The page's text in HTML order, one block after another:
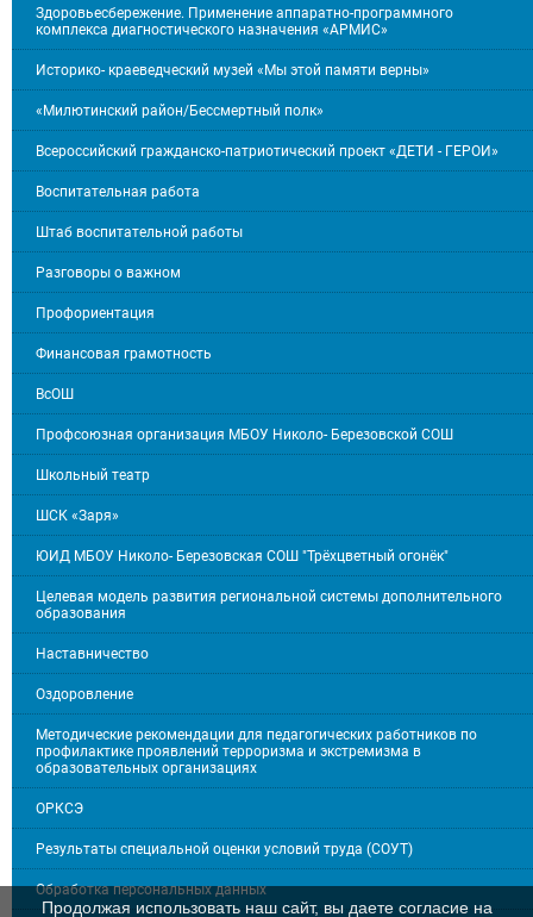
Здоровьесбережение. Применение аппаратно-программного
комплекса диагностического назначения «АРМИС»
Историко- краеведческий музей «Мы этой памяти верны»
«Милютинский район/Бессмертный полк»
Всероссийский гражданско-патриотический проект «ДЕТИ - ГЕРОИ»
Воспитательная работа
Штаб воспитательной работы
Разговоры о важном
Профориентация
Финансовая грамотность
ВсОШ
Профсоюзная организация МБОУ Николо- Березовской СОШ
Школьный театр
ШСК «Заря»
ЮИД МБОУ Николо- Березовская СОШ "Трёхцветный огонёк"
Целевая модель развития региональной системы дополнительного
образования
Наставничество
Оздоровление
Методические рекомендации для педагогических работников по
профилактике проявлений терроризма и экстремизма в
образовательных организациях
ОРКСЭ
Результаты специальной оценки условий труда (СОУТ)
Обработка персональных данных
Продолжая использовать наш сайт, вы даете согласие на